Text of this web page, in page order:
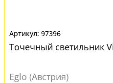
97396
Точечный светильник
Eglo (Австрия)